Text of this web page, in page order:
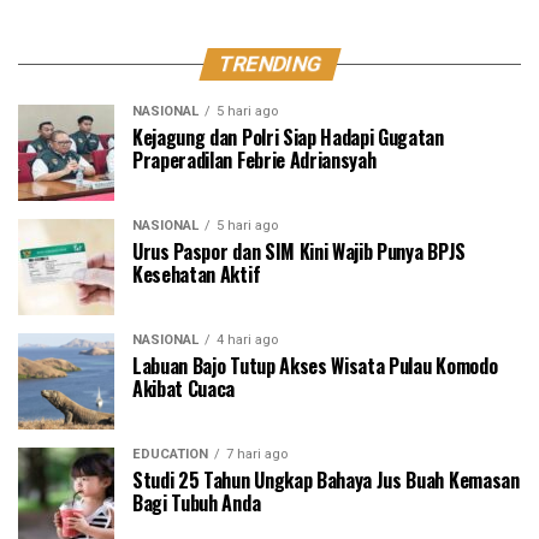
TRENDING
NASIONAL 5 hari ago
Kejagung dan Polri Siap Hadapi Gugatan
Praperadilan Febrie Adriansyah
NASIONAL 5 hari ago
Urus Paspor dan SIM Kini Wajib Punya BPJS
Kesehatan Aktif
NASIONAL 4 hari ago
Labuan Bajo Tutup Akses Wisata Pulau Komodo
Akibat Cuaca
EDUCATION 7 hari ago
Studi 25 Tahun Ungkap Bahaya Jus Buah Kemasan
Bagi Tubuh Anda